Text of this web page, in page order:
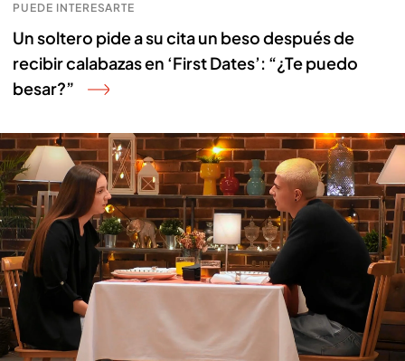
PUEDE INTERESARTE
Un soltero pide a su cita un beso después de
recibir calabazas en ‘First Dates’: “¿Te puedo
besar?”